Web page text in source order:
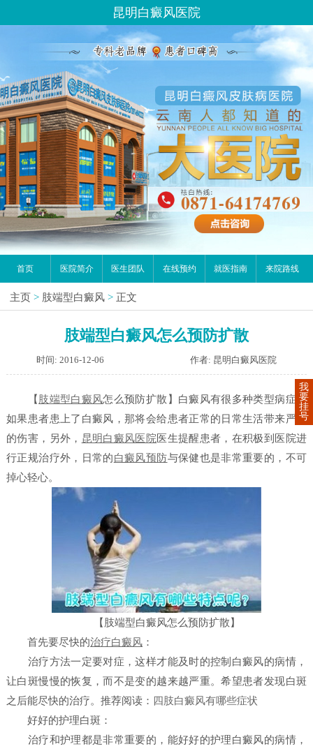
昆明白癜风医院
首页 医院简介 医生团队 在线预约 就医指南 来院路线
主页 > 肢端型白癜风 > 正文
肢端型白癜风怎么预防扩散
时间: 2016-12-06 作者: 昆明白癜风医院
【 肢端型白癜风怎么预防扩散】 白癜风有很多种类型病症，
如果患者患上了白癜风，那将会给患者正常的日常生活带来严重
的伤害，另外， 昆明白癜风医院医生提醒患者，在积极到医院进
行正规治疗外，日常的白癜风预防与保健也是非常重要的，不可
掉心轻心。
【肢端型白癜风怎么预防扩散】
首先要尽快的治疗白癜风 ：
治疗方法一定要对症，这样才能及时的控制白癜风的病情，
让白斑慢慢的恢复，而不是变的越来越严重。希望患者发现白斑
之后能尽快的治疗。推荐阅读： 四肢白癜风有哪些症状
好好的护理白斑：
治疗和护理都是非常重要的，能好好的护理白癜风的病情，
我
要
挂
号